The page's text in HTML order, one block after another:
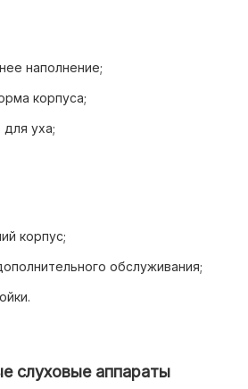
наполнение;
корпуса;
уха;
корпус;
обслуживания;
слуховые аппараты